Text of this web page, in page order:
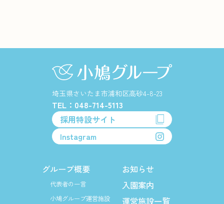
埼玉県さいたま市浦和区高砂4-8-23
TEL：048-714-5113
採用特設サイト
Instagram
グループ概要
代表者の一言
小鳩グループ運営施設
お知らせ
入園案内
運営施設一覧